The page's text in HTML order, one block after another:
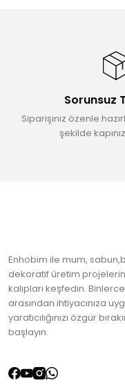
Ürün açıklamasında
Ürün fiyatı diğer
Bu ürüne benzer farklı
Sorunsuz
Siparişiniz özenle
şekilde
Enhobim ile mum,
dekoratif üretim
kalıpları keşfedin.
arasından ihtiyacınıza
yaratıcılığınızı özgür
başlayın.